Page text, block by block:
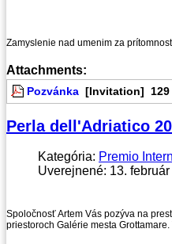
Zamyslenie nad umenim za
Attachments:
Pozvánka [Invitation]
Perla dell'Adriatico
Kategória: Premio
Uverejnené: 13.
Spoločnosť Artem Vás pozýva na
priestoroch Galérie mesta